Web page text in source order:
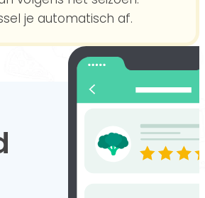
je automatisch af.